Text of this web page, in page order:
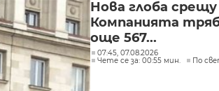
Нова глоба
Компанията
още 567...
07:45, 07.08.2026
Чете се за: 00:55 мин.
По